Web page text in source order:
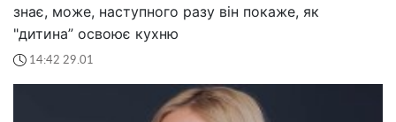
знає, може, наступного разу він покаже, як
"дитина” освоює кухню
14:42 29.01